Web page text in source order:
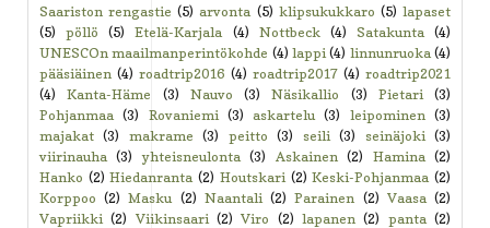
Saariston rengastie (5) arvonta (5) klipsukukkaro (5) lapaset
(5)
pöllö (5) Etelä-Karjala (4) Nottbeck (4) Satakunta
(4)
UNESCOn maailmanperintökohde (4) lappi (4) linnunruoka (4)
pääsiäinen (4) roadtrip2016 (4) roadtrip2017 (4) roadtrip2021
(4)
Kanta-Häme (3) Nauvo (3) Näsikallio (3) Pietari
(3)
Pohjanmaa
(3) Rovaniemi (3) askartelu (3) leipominen
(3)
majakat (3) makrame (3) peitto (3) seili (3) seinäjoki
(3)
viirinauha
(3) yhteisneulonta (3) Askainen (2) Hamina
(2)
Hanko (2) Hiedanranta (2) Houtskari (2) Keski-Pohjanmaa (2)
Korppoo (2) Masku (2) Naantali (2) Parainen (2) Vaasa (2)
Vapriikki (2) Viikinsaari (2) Viro (2) lapanen (2) panta (2)